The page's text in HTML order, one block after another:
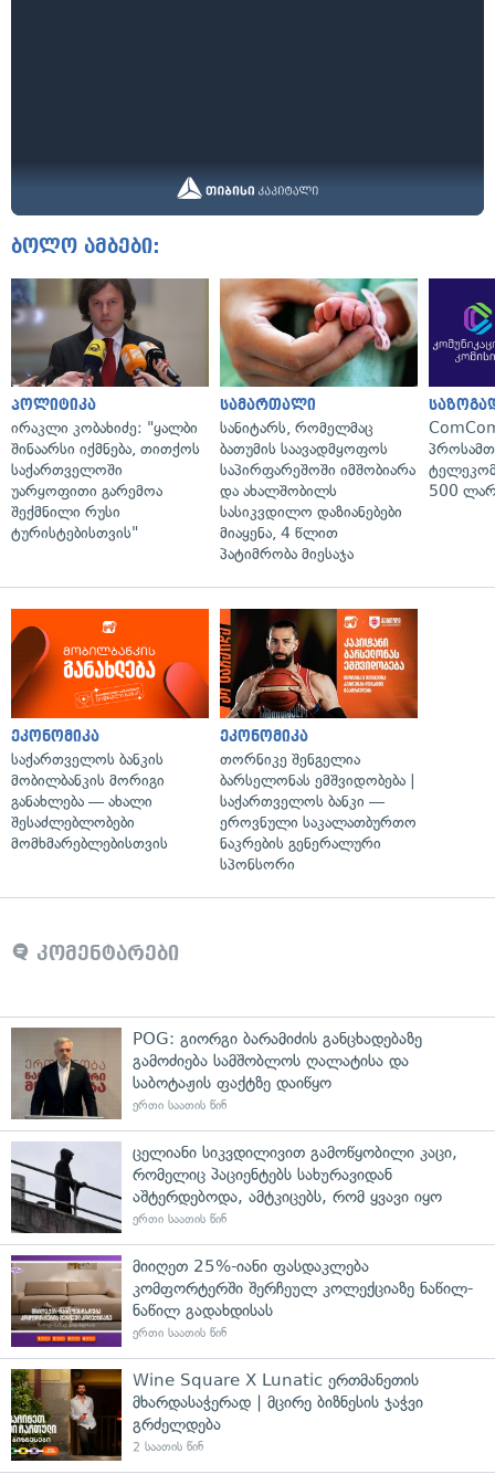
ბოლო ამბები:
პოლიტიკა
ირაკლი კობახიძე: "ყალბი
შინაარსი იქმნება, თითქოს
საქართველოში
უარყოფითი გარემოა
შექმნილი რუსი
ტურისტებისთვის"
სამართალი
სანიტარს, რომელმაც
ბათუმის საავადმყოფოს
საპირფარეშოში იმშობიარა
და ახალშობილს
სასიკვდილო დაზიანებები
მიაყენა, 4 წლით
პატიმრობა მიესაჯა
500
ეკონომიკა
საქართველოს ბანკის
მობილბანკის მორიგი
განახლება — ახალი
შესაძლებლობები
მომხმარებლებისთვის
ეკონომიკა
თორნიკე შენგელია
ბარსელონას ემშვიდობება |
საქართველოს ბანკი —
ეროვნული საკალათბურთო
ნაკრების გენერალური
სპონსორი
კომენტარები
POG: გიორგი ბარამიძის განცხადებაზე
გამოძიება სამშობლოს ღალატისა და
საბოტაჟის ფაქტზე დაიწყო
ერთი საათის წინ
ცელიანი სიკვდილივით გამოწყობილი კაცი,
რომელიც პაციენტებს სახურავიდან
აშტერდებოდა, ამტკიცებს, რომ ყვავი იყო
ერთი საათის წინ
მიიღეთ 25%-იანი ფასდაკლება
კომფორტერში შერჩეულ კოლექციაზე ნაწილ-
ნაწილ გადახდისას
ერთი საათის წინ
Wine Square X Lunatic ერთმანეთის
მხარდასაჭერად | მცირე ბიზნესის ჯაჭვი
გრძელდება
2 საათის წინ